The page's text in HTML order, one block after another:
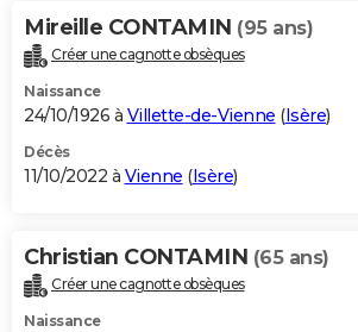
Mireille CONTAMIN (95 ans)
Créer une cagnotte obsèques
Naissance
24/10/1926 à Villette-de-Vienne (Isère)
Décès
11/10/2022 à Vienne (Isère)
Christian CONTAMIN (65 ans)
Créer une cagnotte obsèques
Naissance